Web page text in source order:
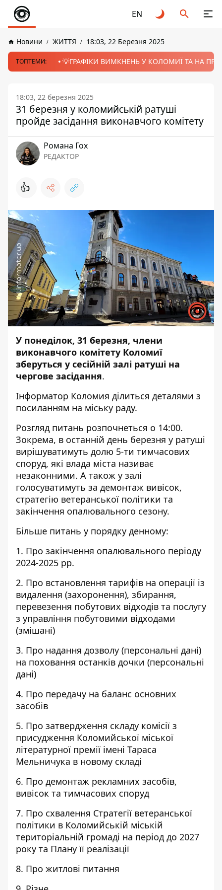
EN
Новини ЖИТТЯ 18:03, 22 Березня 2025
ТОПТЕМИ: 💡ГРАФІКИ ВИМКНЕНЬ У КОЛОМИЇ ТА НА
18:03, 22 березня 2025
31 березня у коломийській ратуші
пройде засідання виконавчого комітету
Романа Гох
РЕДАКТОР
👍
У понеділок, 31 березня, члени
виконавчого комітету Коломиї
зберуться у сесійній залі ратуші на
чергове засідання.
Інформатор Коломия ділиться деталями з
посиланням на міську раду.
Розгляд питань розпочнеться о 14:00.
Зокрема, в останній день березня у ратуші
вирішуватимуть долю 5-ти тимчасових
споруд, які влада міста називає
незаконними. А також у залі
голосуватимуть за демонтаж вивісок,
стратегію ветеранської політики та
закінчення опалювального сезону.
Більше питань у порядку денному:
1. Про закінчення опалювального періоду
2024-2025 рр.
2. Про встановлення тарифів на операції із
видалення (захоронення), збирання,
перевезення побутових відходів та послугу
з управління побутовими відходами
(змішані)
3. Про надання дозволу (персональні дані)
на поховання останків дочки (персональні
дані)
4. Про передачу на баланс основних
засобів
5. Про затвердження складу комісії з
присудження Коломийської міської
літературної премії імені Тараса
Мельничука в новому складі
6. Про демонтаж рекламних засобів,
вивісок та тимчасових споруд
7. Про схвалення Стратегії ветеранської
політики в Коломийській міській
територіальній громаді на період до 2027
року та Плану її реалізації
8. Про житлові питання